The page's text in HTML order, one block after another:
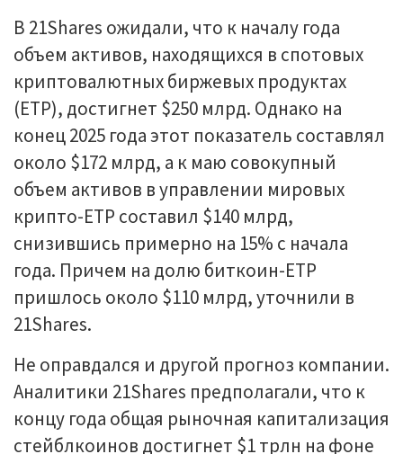
В 21Shares ожидали, что к началу года
объем активов, находящихся в спотовых
криптовалютных биржевых продуктах
(ETP), достигнет $250 млрд. Однако на
конец 2025 года этот показатель составлял
около $172 млрд, а к маю совокупный
объем активов в управлении мировых
крипто-ETP составил $140 млрд,
снизившись примерно на 15% с начала
года. Причем на долю биткоин-ETP
пришлось около $110 млрд, уточнили в
21Shares.
Не оправдалcя и другой прогноз компании.
Аналитики 21Shares предполагали, что к
концу года общая рыночная капитализация
стейблкоинов достигнет $1 трлн на фоне